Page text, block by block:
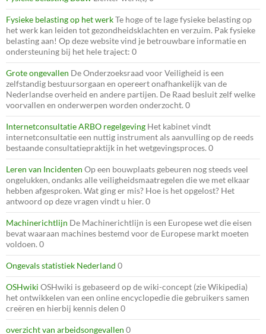
Fysieke belasting op het werkTe hoge of te lage fysieke belasting op
het werk kan leiden tot gezondheidsklachten en verzuim. Pak fysieke
belasting aan! Op deze website vind je betrouwbare informatie en
ondersteuning bij het hele traject: 0
Grote ongevallen De Onderzoeksraad voor Veiligheid is een
zelfstandig bestuursorgaan en opereert onafhankelijk van de
Nederlandse overheid en andere partijen. De Raad besluit zelf welke
voorvallen en onderwerpen worden onderzocht. 0
Internetconsultatie ARBO regelgeving Het kabinet vindt
internetconsultatie een nuttig instrument als aanvulling op de reeds
bestaande consultatiepraktijk in het wetgevingsproces. 0
Leren van Incidenten Op een bouwplaats gebeuren nog steeds veel
ongelukken, ondanks alle veiligheidsmaatregelen die we met elkaar
hebben afgesproken. Wat ging er mis? Hoe is het opgelost? Het
antwoord op deze vragen vindt u hier. 0
Machinerichtlijn De Machinerichtlijn is een Europese wet die eisen
bevat waaraan machines bestemd voor de Europese markt moeten
voldoen. 0
Ongevals statistiek Nederland 0
OSHwiki OSHwiki is gebaseerd op de wiki-concept (zie Wikipedia)
het ontwikkelen van een online encyclopedie die gebruikers samen
creëren en hierbij kennis delen 0
overzicht van arbeidsongevallen 0